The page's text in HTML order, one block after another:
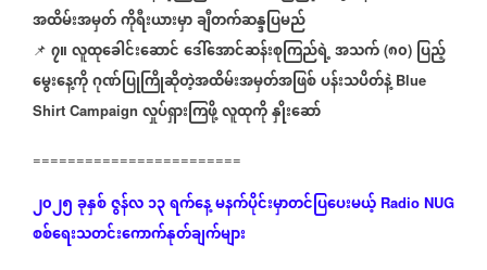
အထိမ်းအမှတ်ကိုရီးယားမှာချီတက်ဆန္ဒပြမည်
📌 ၇။လူထုခေါင်းဆောင်ဒေါ်အောင်ဆန်းစုကြည်ရဲ့အသက် (၈၀) ပြည့်
မွေးနေ့ကိုဂုဏ်ပြုကြိုဆိုတဲ့အထိမ်းအမှတ်အဖြစ်ပန်းသပိတ်နဲ့ Blue
Shirt Campaign လှုပ်ရှားကြဖို့လူထုကိုနှိုးဆော်
========================
၂၀၂၅ခုနှစ်ဇွန်လ၁၃ရက်နေ့မနက်ပိုင်းမှာတင်ပြပေးမယ့် Radio NUG
စစ်ရေးသတင်းကောက်နုတ်ချက်များ